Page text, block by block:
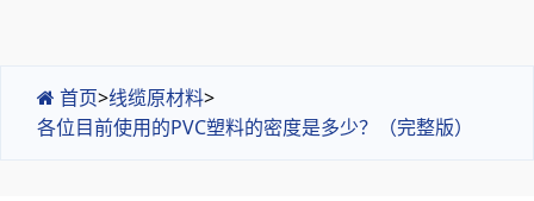
首页>线缆原材料>
各位目前使用的PVC塑料的密度是多少？（完整版）